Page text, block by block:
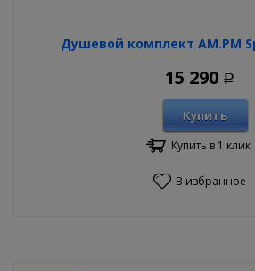
Душевой комплект AM.PM
15 290 Р
Купить
Купить в 1 клик
В избранное